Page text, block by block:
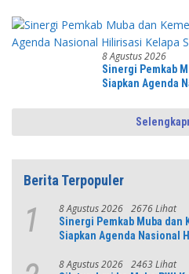
8 Agustus 2026
Sinergi Pemkab
Siapkan Agenda
Berita Terpopuler
1 8 Agustus 2026 2676 Lihat
Sinergi Pemkab Muba dan
Siapkan Agenda Nasional
8 Agustus 2026 2463 Lihat